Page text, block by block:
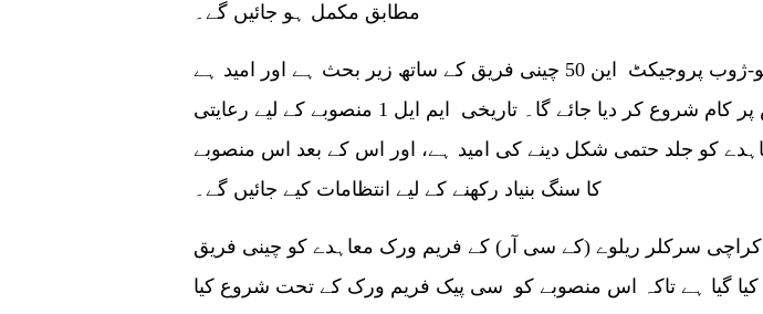
مطابق مکمل ہو جائیں گے۔
مزید برآں، ساگو-ژوب پروجیکٹ این 50 چینی فریق کے ساتھ زیر بحث ہے اور امید ہے
کہ جلد ہی اس پر کام شروع کر دیا جائے گا۔ تاریخی ایم ایل 1 منصوبے کے لیے رعایتی
کو جلد حتمی شکل دینے کی امید ہے، اور اس کے بعد اس منصوبے
کا سنگ بنیاد رکھنے کے لیے انتظامات کیے جائیں گے۔
کراچی سرکلر ریلوے (کے سی آر) کے فریم ورک معاہدے کو چینی فریق
کیا گیا ہے تاکہ اس منصوبے کو سی پیک فریم ورک کے تحت شروع کیا